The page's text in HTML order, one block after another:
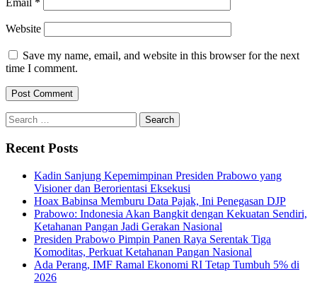
Email *
Website
Save my name, email, and website in this browser for the next
time I comment.
Search
for:
Recent Posts
Kadin Sanjung Kepemimpinan Presiden Prabowo yang
Visioner dan Berorientasi Eksekusi
Hoax Babinsa Memburu Data Pajak, Ini Penegasan DJP
Prabowo: Indonesia Akan Bangkit dengan Kekuatan Sendiri,
Ketahanan Pangan Jadi Gerakan Nasional
Presiden Prabowo Pimpin Panen Raya Serentak Tiga
Komoditas, Perkuat Ketahanan Pangan Nasional
Ada Perang, IMF Ramal Ekonomi RI Tetap Tumbuh 5% di
2026